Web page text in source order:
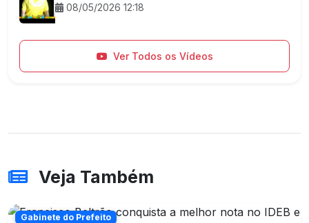
08/05/2026 12:18
Ver Todos os Vídeos
Veja Também
Gabinete do Prefeito